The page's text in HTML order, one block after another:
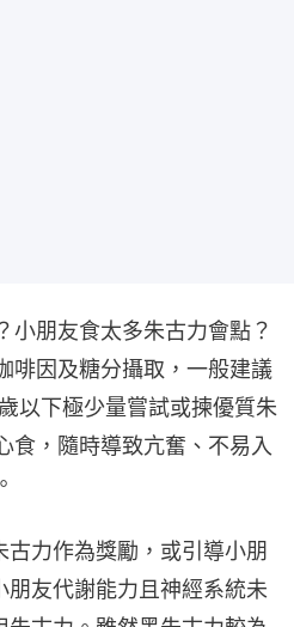
小朋友食太多朱古力會點？
啡因及糖分攝取，一般建議
以下極少量嘗試或揀優質朱
食，隨時導致亢奮、不易入
力作為獎勵，或引導小朋
友代謝能力且神經系統未